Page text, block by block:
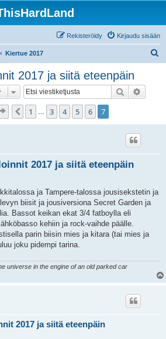
Kirjaudu sisään
Rekisteröidy
Kiertue 2017
2017 ja siitä eteenpäin
Etsi
Sivu /7
Edellinen
1 3 4 5 6 7
2017 ja siitä eteenpäin
ja Tampere-talossa jousisekstetin ja
biisit ja jousiversiona Secret Garden ja
Bassot keikan ekat 3/4 fatboylla eli
kehiin ja rock-vaihde päälle.
parin biisin mies ja kitara (tai mies ja
joku pidempi tarina.
universe in the engine of an old parked car
2017 ja siitä eteenpäin